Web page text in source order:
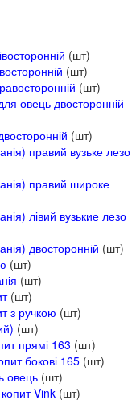
(шт)
(шт)
(шт)
овець двосторонній
(шт)
правий вузьке лезо
правий широке
лівий вузькие лезо
двосторонній (шт)
(шт)
(шт)
(шт)
з ручкою (шт)
(шт)
прямі 163 (шт)
бокові 165 (шт)
овець (шт)
Vink (шт)